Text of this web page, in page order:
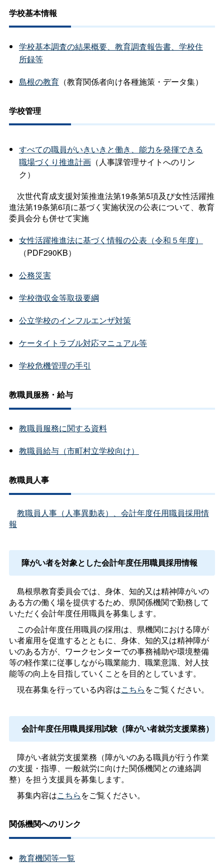
学校基本情報
学校基本調査の結果概要、教育調査報告書、学校住
所録等
島根の教育（教育関係者向け各種施策・データ集）
学校管理
すべての職員がいきいきと働き、能力を発揮できる
職場づくり推進計画（人事課管理サイトへのリン
ク）
次世代育成支援対策推進法第19条第5項及び女性活躍推
進法第19条第6項に基づく実施状況の公表について、教育
委員会分も併せて実施
女性活躍推進法に基づく情報の公表（令和５年度）
（PDF290KB）
公務災害
学校徴収金等取扱要綱
公立学校のインフルエンザ対策
ケータイトラブル対応マニュアル等
学校危機管理の手引
教職員服務・給与
教職員服務に関する資料
教職員給与（市町村立学校向け）
教職員人事
教職員人事（人事異動表）、会計年度任用職員採用情
報
障がい者を対象とした会計年度任用職員採用情報
島根県教育委員会では、身体、知的又は精神障がいの
ある方の働く場を提供するため、県関係機関で勤務して
いただく会計年度任用職員を募集します。
この会計年度任用職員の採用は、県機関における障が
い者雇用を促進するとともに、身体、知的又は精神障が
いのある方が、ワークセンターでの事務補助や環境整備
等の軽作業に従事しながら職業能力、職業意識、対人技
能等の向上を目指していくことを目的としています。
現在募集を行っている内容はこちらをご覧ください。
会計年度任用職員採用試験（障がい者就労支援業務）
障がい者就労支援業務（障がいのある職員が行う作業
の支援・指導、一般就労に向けた関係機関との連絡調
整）を担う支援員を募集します。
募集内容はこちらをご覧ください。
関係機関へのリンク
教育機関等一覧